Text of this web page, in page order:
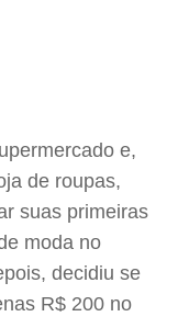
e,
de roupas,
suas primeiras
moda no
decidiu se
R$ 200 no